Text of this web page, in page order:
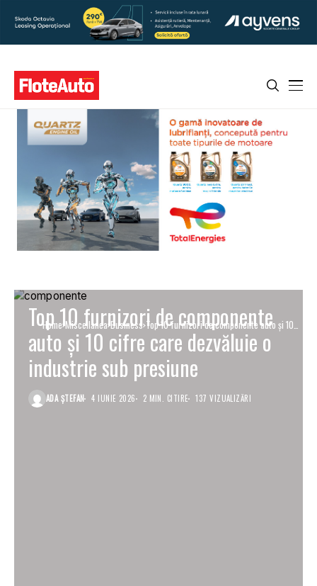
Home Miscellanea Business Top 10 furnizori de componente auto și 10
cifre care dezvăluie o industrie sub
presiune
Top 10 furnizori de componente
auto și 10 cifre care dezvăluie o
industrie sub presiune
ADA ȘTEFAN 4 IUNIE 2026 2 MIN. CITIRE 137 VIZUALIZĂRI